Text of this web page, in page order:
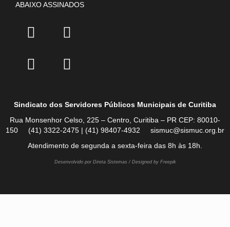
ABAIXO ASSINADOS
Sindicato dos Servidores Públicos Municipais de Curitiba
Rua Monsenhor Celso, 225 – Centro, Curitiba – PR CEP: 80010-
150 (41) 3322-2475 | (41) 98407-4932 sismuc@sismuc.org.br
Atendimento de segunda a sexta-feira das 8h às 18h.
Desenvolvido por Direta Sistemas / Designed by Freepik